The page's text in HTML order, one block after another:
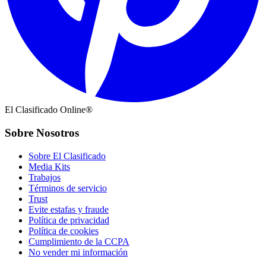
El Clasificado Online®
Sobre Nosotros
Sobre El Clasificado
Media Kits
Trabajos
Términos de servicio
Trust
Evite estafas y fraude
Política de privacidad
Política de cookies
Cumplimiento de la CCPA
No vender mi información